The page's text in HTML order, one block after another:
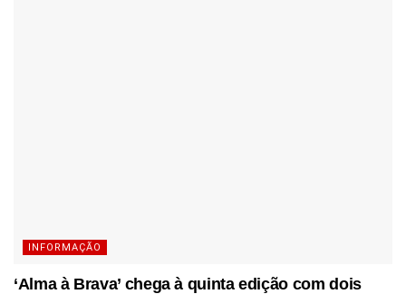
INFORMAÇÃO
‘Alma à Brava’ chega à quinta edição com dois